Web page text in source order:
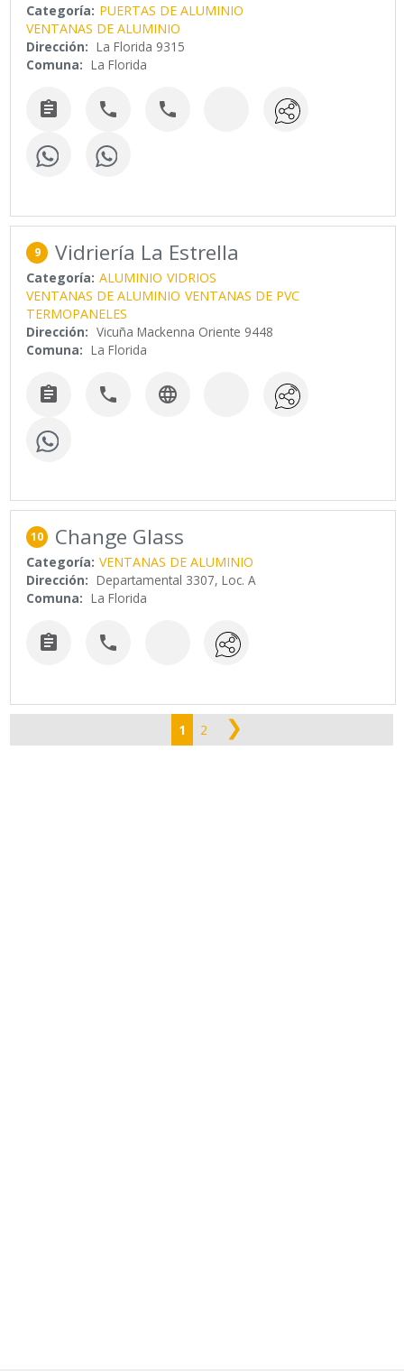
Categoría: PUERTAS DE ALUMINIO
VENTANAS DE ALUMINIO
Dirección: La Florida 9315
Comuna: La Florida
  
9 Vidriería La Estrella
Categoría: ALUMINIO VIDRIOS
VENTANAS DE ALUMINIO VENTANAS DE PVC
TERMOPANELES
Dirección: Vicuña Mackenna Oriente 9448
Comuna: La Florida
  
10 Change Glass
Categoría: VENTANAS DE ALUMINIO
Dirección: Departamental 3307, Loc. A
Comuna: La Florida
 
1 2 ❯